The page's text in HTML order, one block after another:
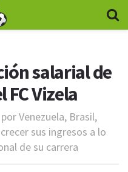
salarial de
FC Vizela
Venezuela, Brasil,
sus ingresos a lo
de su carrera